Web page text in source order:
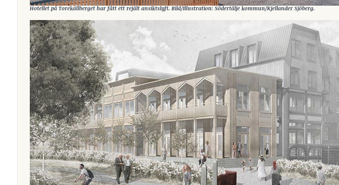
Hotellet på Torekällberget har fått ett rejält ansiktslyft. Bild/Illustration: Södertälje kommun/Kjellander Sjöberg.